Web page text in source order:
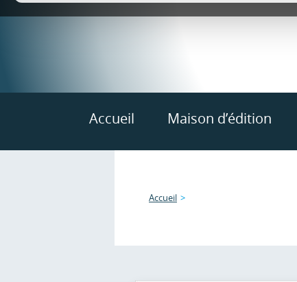
Accueil Maison d’édition
Accueil